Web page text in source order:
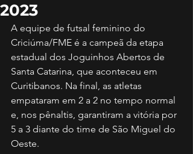
2023
A equipe de futsal feminino do
Criciúma/FME é a campeã da etapa
estadual dos Joguinhos Abertos de
Santa Catarina, que aconteceu em
Curitibanos. Na final, as atletas
empataram em 2 a 2 no tempo normal
e, nos pênaltis, garantiram a vitória por
5 a 3 diante do time de São Miguel do
Oeste.